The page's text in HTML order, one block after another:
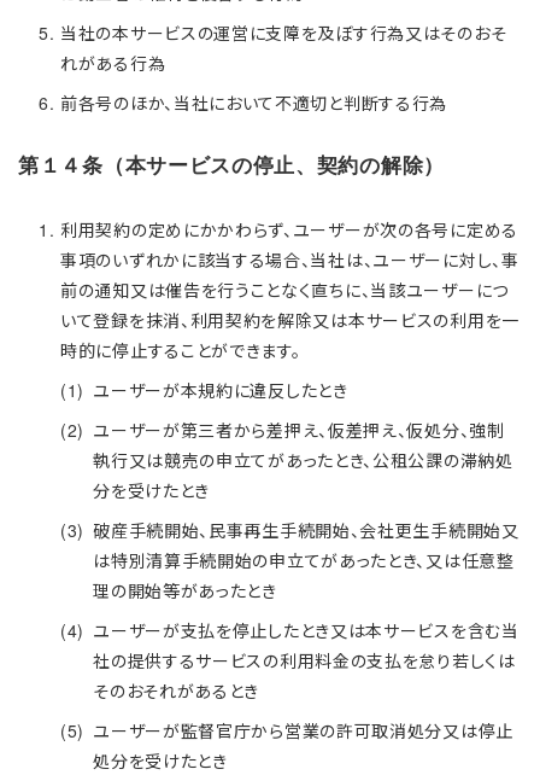
当社の本サービスの運営に支障を及ぼす行為又はそのおそ
れがある行為
前各号のほか、当社において不適切と判断する行為
第１４条（本サービスの停止、契約の解除）
利用契約の定めにかかわらず、ユーザーが次の各号に定める
事項のいずれかに該当する場合、当社は、ユーザーに対し、事
前の通知又は催告を行うことなく直ちに、当該ユーザーにつ
いて登録を抹消、利用契約を解除又は本サービスの利用を一
時的に停止することができます。
ユーザーが本規約に違反したとき
ユーザーが第三者から差押え、仮差押え、仮処分、強制
執行又は競売の申立てがあったとき、公租公課の滞納処
分を受けたとき
破産手続開始、民事再生手続開始、会社更生手続開始又
は特別清算手続開始の申立てがあったとき、又は任意整
理の開始等があったとき
ユーザーが支払を停止したとき又は本サービスを含む当
社の提供するサービスの利用料金の支払を怠り若しくは
そのおそれがあるとき
ユーザーが監督官庁から営業の許可取消処分又は停止
処分を受けたとき